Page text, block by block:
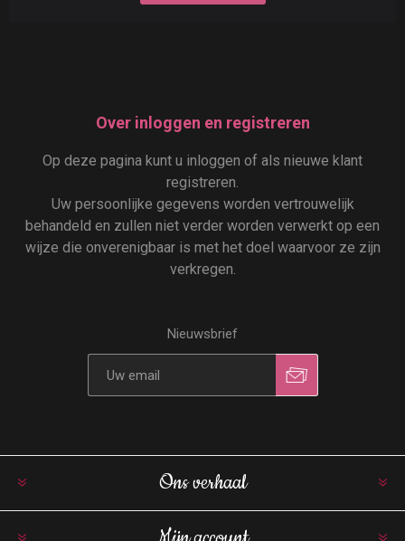
Over inloggen en registreren
Op deze pagina kunt u inloggen of als nieuwe klant
registreren.
Uw persoonlijke gegevens worden vertrouwelijk
behandeld en zullen niet verder worden verwerkt op een
wijze die onverenigbaar is met het doel waarvoor ze zijn
verkregen.
Nieuwsbrief
Ons verhaal